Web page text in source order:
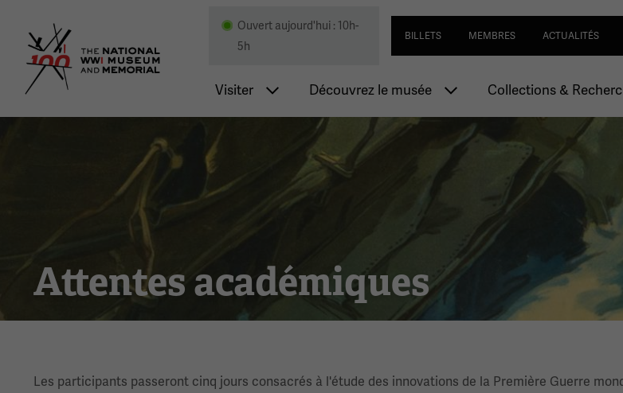
au
Musée national et mémorial de la Première Guerre mondiale
Ouvert aujourd'hui : 10h-
5h
Navigation
BILLETS MEMBRES ACTUALITÉS
Navigation principale
Visiter Découvrez le musée Collections &
Attentes académiques
Les participants passeront cinq jours consacrés à l'étude des innovations de la Première Guerre